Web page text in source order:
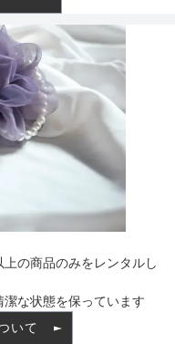
120
50
-
78
の商品のみをレンタルし
潔な状態を保っています
いて